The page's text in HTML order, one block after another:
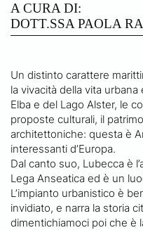
A CURA DI:
DOTT.SSA PAOLA
Un distinto carattere
la vivacità della vita
Elba e del Lago Alster, le
proposte culturali, il
architettoniche: questa è
interessanti d’Europa.
Dal canto suo, Lubecca è
Lega Anseatica ed è un
L’impianto urbanistico è
invidiato, e narra la storia
dimentichiamoci poi che è